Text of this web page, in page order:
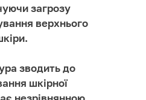
загрозу
верхнього
зводить до
шкірної